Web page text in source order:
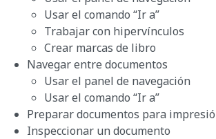
Usar el comando “Ir a”
Trabajar con hipervínculos
Crear marcas de libro
Navegar entre documentos
Usar el panel de navegación
Usar el comando “Ir a”
Preparar documentos para
Inspeccionar un documento